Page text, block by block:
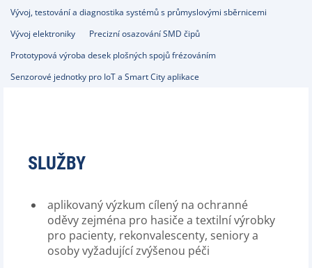
Vývoj, testování a diagnostika systémů s průmyslovými sběrnicemi
Vývoj elektroniky
Precizní osazování SMD čipů
Prototypová výroba desek plošných spojů frézováním
Senzorové jednotky pro IoT a Smart City aplikace
SLUŽBY
aplikovaný výzkum cílený na ochranné
oděvy zejména pro hasiče a textilní výrobky
pro pacienty, rekonvalescenty, seniory a
osoby vyžadující zvýšenou péči